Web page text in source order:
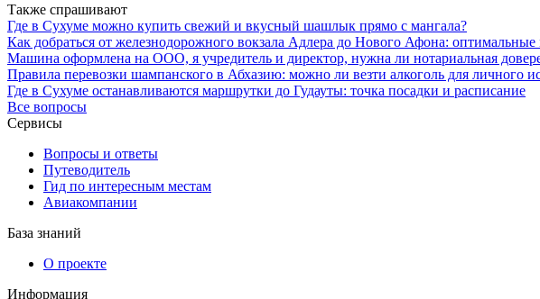
Также спрашивают
Где в Сухуме можно купить свежий и вкусный шашлык прямо с мангала?
Как добраться от железнодорожного вокзала Адлера до Нового Афона:
Машина оформлена на ООО, я учредитель и директор, нужна ли нотариальная
Правила перевозки шампанского в Абхазию: можно ли везти алкоголь для личного
Где в Сухуме останавливаются маршрутки до Гудауты: точка посадки и расписание
Все вопросы
Сервисы
Вопросы и ответы
Путеводитель
Гид по интересным местам
Авиакомпании
База знаний
О проекте
Информация